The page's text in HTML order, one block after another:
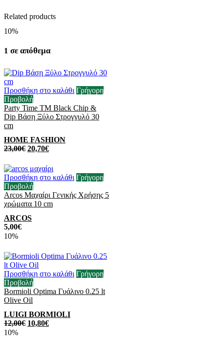
Related products
10%
1 σε απόθεμα
Προσθήκη στο καλάθι Γρήγορη
Προβολή
Party Time TM Black Chip &
Dip Βάση Ξύλο Στρογγυλό 30
cm
HOME FASHION
23,00€ 20,70€
Προσθήκη στο καλάθι Γρήγορη
Προβολή
Arcos Μαχαίρι Γενικής Χρήσης 5
χρώματα 10 cm
ARCOS
5,00€
10%
Προσθήκη στο καλάθι Γρήγορη
Προβολή
Bormioli Optima Γυάλινο 0.25 lt
Olive Oil
LUIGI BORMIOLI
12,00€ 10,80€
10%